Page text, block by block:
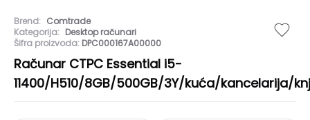
Brend: Comtrade
Kategorija: Desktop računari
Šifra proizvoda: DPC000167A00000
Računar CTPC Essential i5-
11400/H510/8GB/500GB/3Y/kuća/kancelarija/